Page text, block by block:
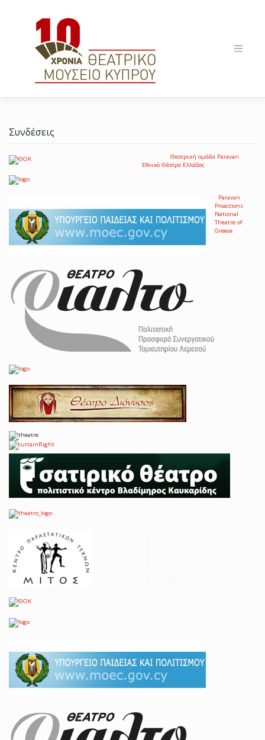
Συνδέσεις
Θεατρική ομάδα Paravan
Εθνικό Θέατρο Ελλάδος
Paravan
Proactions
National
Theatre of
Greece